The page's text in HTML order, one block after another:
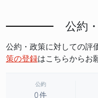
公約
公約・政策に対しての評
策の登録はこちらからお
公約
0件